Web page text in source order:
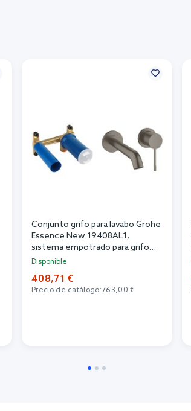
Conjunto grifo para lavabo Grohe
Essence New 19408AL1,
sistema empotrado para grifo
Grohe Eurostyle 23571000
Disponible
408,71 €
Precio de catálogo: 763,00 €